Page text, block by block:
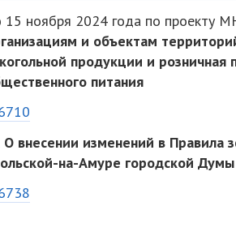
15 ноября 2024 года по проекту
и объектам
продукции и розничная
питания
О внесении изменений в Правила
на-Амуре городской